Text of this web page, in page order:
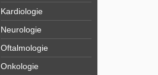
Kardiologie
Neurologie
Oftalmologie
Onkologie